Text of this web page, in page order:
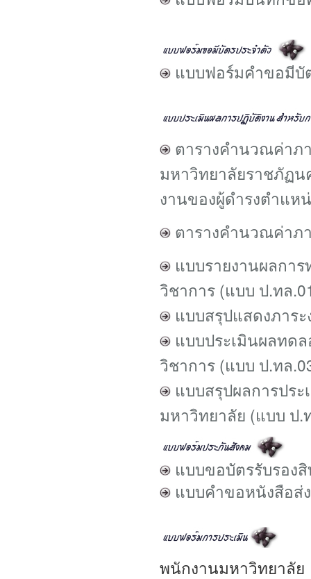
แบบฟอร์มคำขอมีบั
ตารางคำนวณค่าภ
มหาวิทยาลัยราชภัฏ
งานของผู้ดำรงตำแห
ตารางคำนวณค่าภ
แบบรายงานผลกา
วิชาการ (แบบ ป.ทล
แบบสรุปแสดงภาร
แบบประเมินผลทด
วิชาการ (แบบ ป.ทล
แบบสรุปผลการปร
มหาวิทยาลัย (แบบ ป.
แบบขอบัตรรับรอง
แบบคำขอหนังสือส่
พนักงานมหาวิทยาลัย